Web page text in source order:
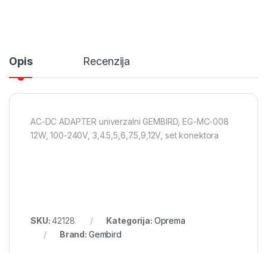
Opis Recenzija
AC-DC ADAPTER univerzalni GEMBIRD, EG-MC-008
12W, 100-240V, 3,4.5,5,6,7.5,9,12V, set konektora
SKU:42128 Kategorija: Oprema
Brand: Gembird